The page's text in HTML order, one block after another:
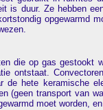
is duur. Ze hebben
opgewarmd
die op gas gestookt
ontstaat.
de hete keramische
(geen transport van
moet worden,